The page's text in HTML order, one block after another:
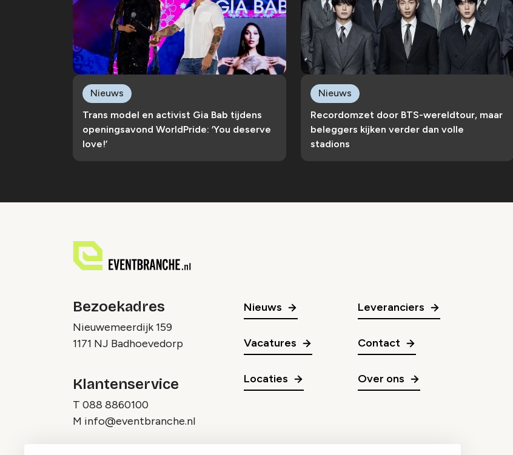
Trans model en activist Gia Bab tijdens
openingsavond WorldPride: ‘You deserve
love!’
Nieuws
Recordomzet door BTS-wereldtour, maar
beleggers kijken verder dan volle
stadions
Nieuws
Bezoekadres
Nieuwemeerdijk 159
1171 NJ Badhoevedorp
Klantenservice
T 088 8860100
M info@eventbranche.nl
Nieuws
Vacatures
Locaties
Leveranciers
Contact
Over ons